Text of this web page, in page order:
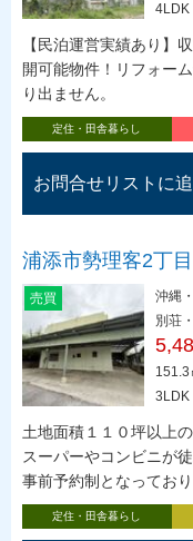
4LDK
【民泊運営実績あり】
開可能物件！リフォー
り出ません。
定住・田舎暮らし
お問合せリストに
浦添市勢理客2丁
売買
沖縄
別荘
151.3
3LDK
土地面積１１０坪以上
スーパーやコンビニが
事前予約制となってお
定住・田舎暮らし